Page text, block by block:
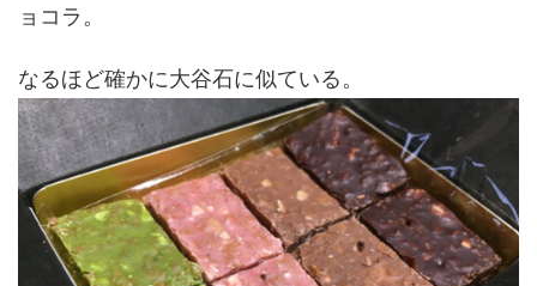
ョコラ。
なるほど確かに大谷石に似ている。